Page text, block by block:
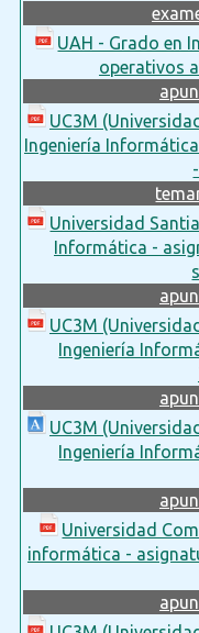
UAH - Grado en
operativos
UC3M
Ingeniería
Universidad
Informática -
UC3M
Ingeniería
UC3M
Ingeniería
Universidad
informática -